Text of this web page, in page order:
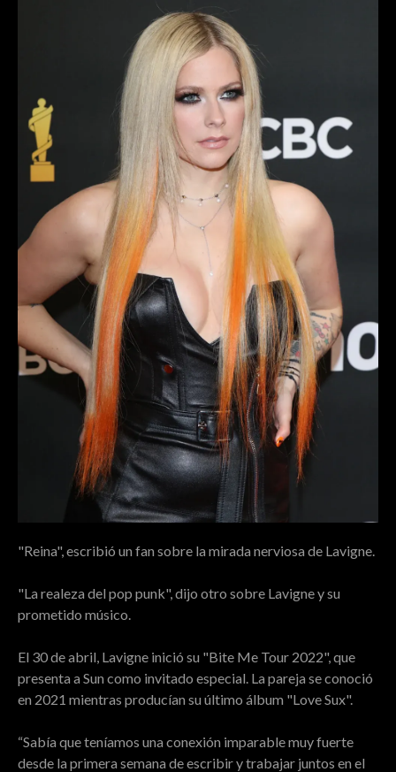
"Reina", escribió un fan sobre la mirada nerviosa de Lavigne.
"La realeza del pop punk", dijo otro sobre Lavigne y su
prometido músico.
El 30 de abril, Lavigne inició su "Bite Me Tour 2022", que
presenta a Sun como invitado especial. La pareja se conoció
en 2021 mientras producían su último álbum "Love Sux".
“Sabía que teníamos una conexión imparable muy fuerte
desde la primera semana de escribir y trabajar juntos en el